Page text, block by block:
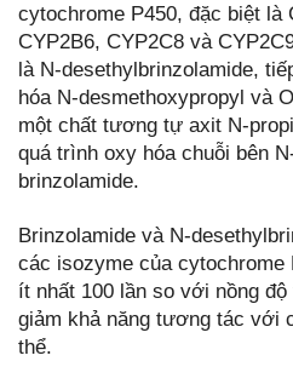
cytochrome P450, đặc biệt là
CYP2B6, CYP2C8 và
là N-desethylbrinzolamide,
hóa N-desmethoxypropyl và
một chất tương tự axit N-
quá trình oxy hóa chuỗi bên
brinzolamide.
Brinzolamide và N-
các isozyme của cytochrome
ít nhất 100 lần so với nồng
giảm khả năng tương tác với
thể.